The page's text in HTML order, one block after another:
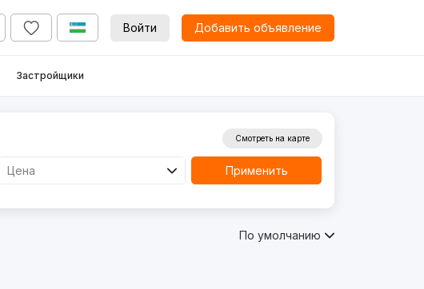
Войти Добавить объявление
Застройщики
Цена
Смотреть на карте
Применить
По умолчанию